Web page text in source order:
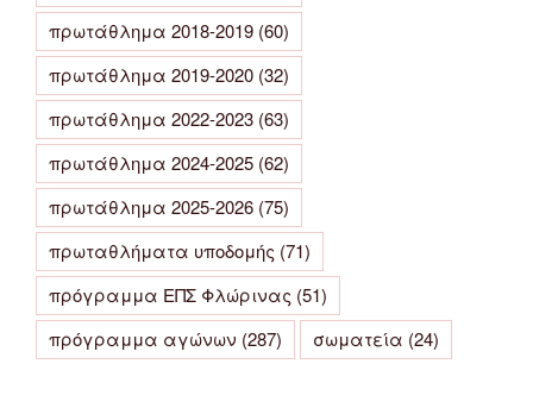
πρωτάθλημα 2018-2019 (60)
πρωτάθλημα 2019-2020 (32)
πρωτάθλημα 2022-2023 (63)
πρωτάθλημα 2024-2025 (62)
πρωτάθλημα 2025-2026 (75)
πρωταθλήματα υποδομής (71)
πρόγραμμα ΕΠΣ Φλώρινας (51)
πρόγραμμα αγώνων (287) σωματεία (24)